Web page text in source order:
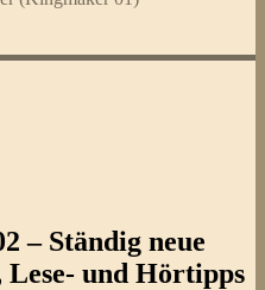
– Ständig neue
Lese- und Hörtipps